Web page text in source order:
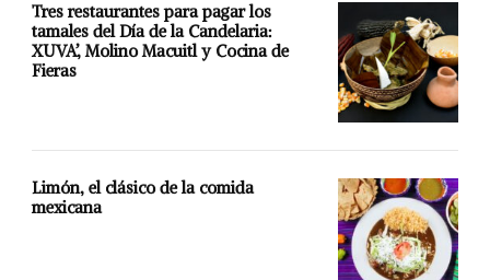
Tres restaurantes para pagar los
tamales del Día de la Candelaria:
XUVA’, Molino Macuitl y Cocina de
Fieras
Limón, el clásico de la comida
mexicana